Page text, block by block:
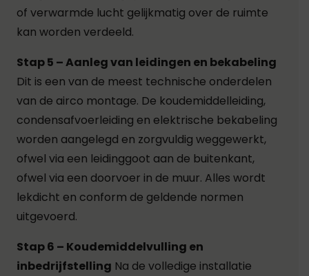
of verwarmde lucht gelijkmatig over de ruimte
kan worden verdeeld.
Stap 5 – Aanleg van leidingen en bekabeling
Dit is een van de meest technische onderdelen
van de airco montage. De koudemiddelleiding,
condensafvoerleiding en elektrische bekabeling
worden aangelegd en zorgvuldig weggewerkt,
ofwel via een leidinggoot aan de buitenkant,
ofwel via een doorvoer in de muur. Alles wordt
lekdicht en conform de geldende normen
uitgevoerd.
Stap 6 – Koudemiddelvulling en
inbedrijfstelling Na de volledige installatie